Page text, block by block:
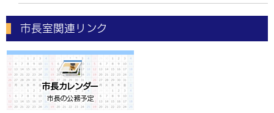
市長室関連リンク